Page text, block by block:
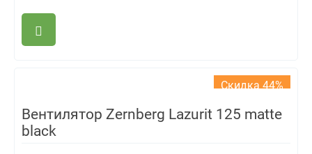
Скидка 44%
Вентилятор Zernberg Lazurit 125 matte
black